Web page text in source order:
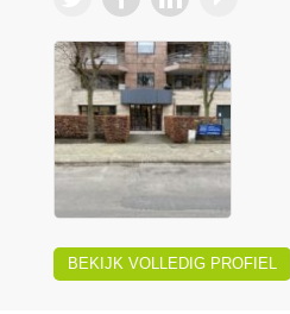
BEKIJK VOLLEDIG PROFIEL